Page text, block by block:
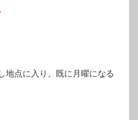
地点に入り、既に月曜になる